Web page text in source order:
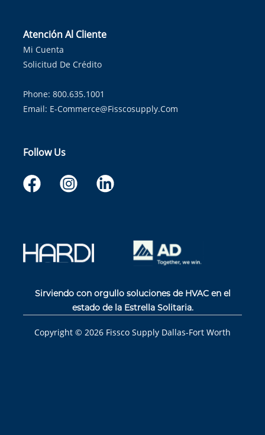
Atención Al Cliente
Mi Cuenta
Solicitud De Crédito
Phone: 800.635.1001
Email: E-Commerce@fisscosupply.com
Follow Us
Sirviendo con orgullo soluciones de HVAC en el
estado de la Estrella Solitaria.
Copyright © 2026 Fissco Supply Dallas-Fort Worth